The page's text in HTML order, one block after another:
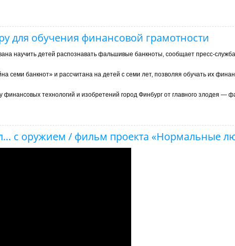
для обучения финансовой грамотности
научить детей распознавать фальшивые банкноты, сообщает пресс-
семи банкнот» и рассчитана на детей с семи лет, позволяя обучать их
финансовых технологий и изобретений город Финбург от главного злодея —
с оружием / фильм проекта «Нормальные